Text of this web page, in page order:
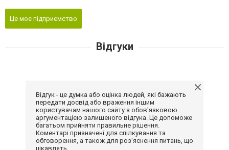
Це моє підприємство
Відгуки
Відгук - це думка або оцінка людей, які бажають
передати досвід або враження іншим
користувачам нашого сайту з обов'язковою
аргументацією залишеного відгука. Це допоможе
багатьом прийняти правильне рішення.
Коментарі призначені для спілкування та
обговорення, а також для роз'яснення питань, що
цікавлять.